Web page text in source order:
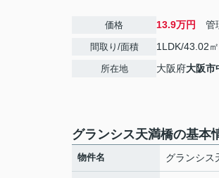
価格 13.9万円 管
間取り/面積 1LDK/43.02㎡
所在地 大阪府大阪市
グランシス天満橋の基本
物件名 グランシス